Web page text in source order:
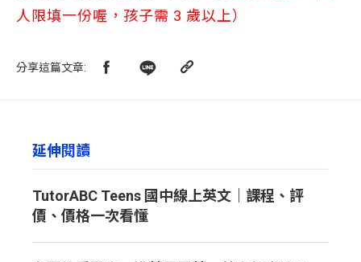
人限填一份喔，孩子需 3 歲以上）
分享這篇文章:
延伸閱讀
TutorABC Teens 國中線上英文｜課程、評
價、價格一次看懂